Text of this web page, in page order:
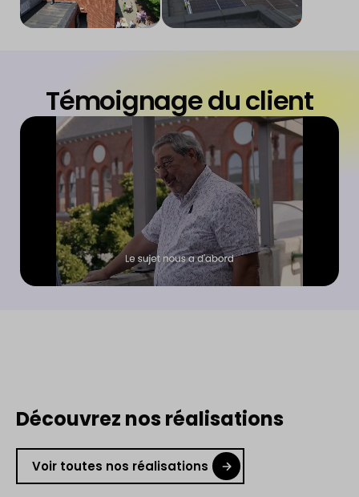
Témoignage du client
Découvrez nos réalisations
Voir toutes nos réalisations